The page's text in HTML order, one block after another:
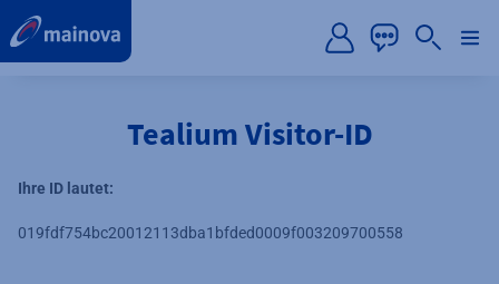
Tealium Visitor-ID
Ihre ID lautet:
019fdf754bc20012113dba1bfded0009f003209700558